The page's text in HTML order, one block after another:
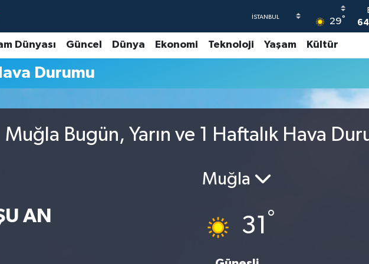
29°
Dünyası Güncel Dünya Ekonomi Teknoloji Yaşam Kültür
Durumu
Muğla Bugün, Yarın ve 1 Haftalık Hava
AN
Muğla
31 °